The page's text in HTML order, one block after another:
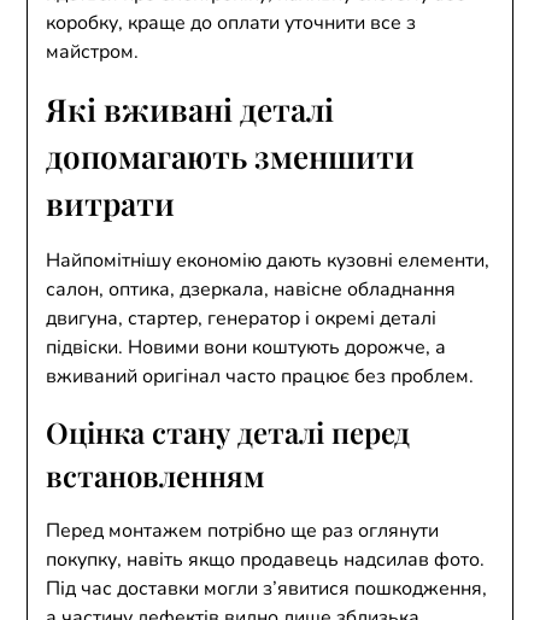
коробку, краще до оплати уточнити все з
майстром.
Які вживані деталі
допомагають зменшити
витрати
Найпомітнішу економію дають кузовні елементи,
салон, оптика, дзеркала, навісне обладнання
двигуна, стартер, генератор і окремі деталі
підвіски. Новими вони коштують дорожче, а
вживаний оригінал часто працює без проблем.
Оцінка стану деталі перед
встановленням
Перед монтажем потрібно ще раз оглянути
покупку, навіть якщо продавець надсилав фото.
Під час доставки могли з’явитися пошкодження,